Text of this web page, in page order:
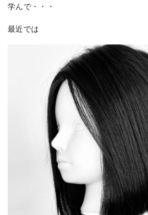
学んで・・・
最近では